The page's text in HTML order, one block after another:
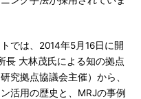
では、2014年5月16日に開
長 大林茂氏による知の拠点
究拠点協議会主催）から、
活用の歴史と、MRJの事例